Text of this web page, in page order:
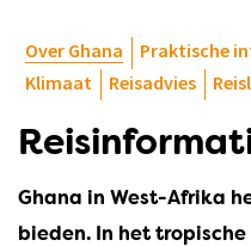
Over Ghana Praktische
Klimaat
Reisadvies
Ghana in West-Afrika
bieden. In het